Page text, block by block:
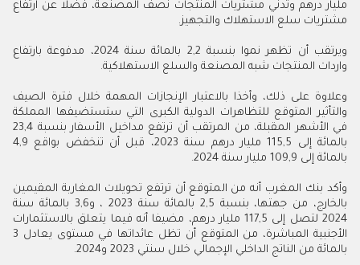
مليار درهم وتدني مشتريات المنتجات نصف المصنعة، فضلا عن ارتفاع
مشتريات سلع الاستهلاك والتجهيز.
ويرتقب أن تظهر نموا بنسبة 2,2 بالمائة سنة 2024، مدفوعة بارتفاع
واردات المنتجات شبه المصنعة والسلع الاستهلاكية.
وعلاوة على ذلك، وأخذا بالاعتبار الإنجازات المهمة خلال فترة الصيف
والتأثير المتوقع للتظاهرات الدولية الكبرى التي ستستضيفها المملكة
في الأشهر المقبلة، من المرتقب أن ترتفع مداخيل الأسفار بنسبة 23,4
بالمائة إلى 115,5 مليار درهم سنة 2023، قبل أن تنخفض بواقع 4,9
بالمائة إلى 109,9 مليار سنة 2024.
وأكد بنك المغرب أنه من المتوقع أن ترتفع تحويلات المغاربة المقيمين
بالخارج، من جهتها، بنسبة 2,5 بالمائة سنة 2023 ، و3,6 بالمائة سنة
2024 لتصل إلى 117,5 مليار درهم، مضيفا أنه فيما يتعلق بالاستثمارات
الأجنبية المباشرة، من المتوقع أن تظل عائداتها في مستوى يعادل 3
بالمائة من الناتج الداخلي الإجمالي خلال سنتي 2023 و2024.